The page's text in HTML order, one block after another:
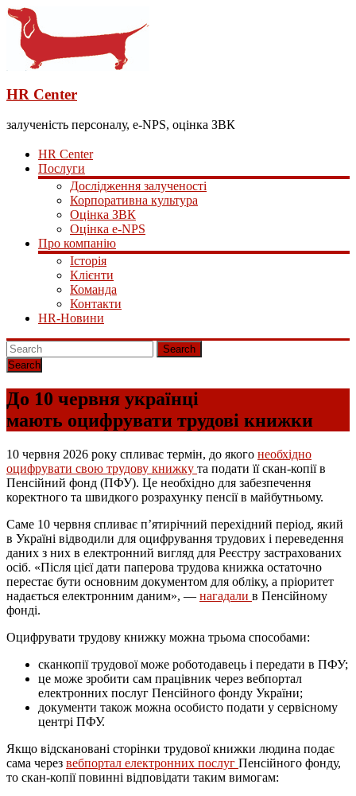
HR Center
залученість персоналу, e-NPS, оцінка ЗВК
HR Center
Послуги
Дослідження залученості
Корпоративна культура
Оцінка ЗВК
Оцінка e-NPS
Про компанію
Історія
Клієнти
Команда
Контакти
HR-Новини
Search
До 10 червня українці
мають оцифрувати трудові книжки
10 червня 2026 року спливає термін, до якого необхідно
оцифрувати свою трудову книжку та подати її скан-копії в
Пенсійний фонд (ПФУ). Це необхідно для забезпечення
коректного та швидкого розрахунку пенсії в майбутньому.
Саме 10 червня спливає п’ятирічний перехідний період, який
в Україні відводили для оцифрування трудових і переведення
даних з них в електронний вигляд для Реєстру застрахованих
осіб. «Після цієї дати паперова трудова книжка остаточно
перестає бути основним документом для обліку, а пріоритет
надається електронним даним», — нагадали в Пенсійному
фонді.
Оцифрувати трудову книжку можна трьома способами:
сканкопії трудової може роботодавець і передати в ПФУ;
це може зробити сам працівник через вебпортал
електронних послуг Пенсійного фонду України;
документи також можна особисто подати у сервісному
центрі ПФУ.
Якщо відскановані сторінки трудової книжки людина подає
сама через вебпортал електронних послуг Пенсійного фонду,
то скан-копії повинні відповідати таким вимогам: